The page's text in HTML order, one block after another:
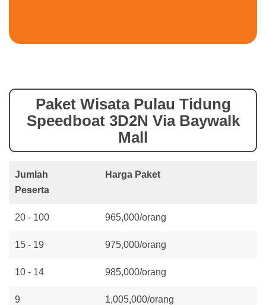
Paket Wisata Pulau Tidung
Speedboat 3D2N Via Baywalk
Mall
Jumlah
Peserta
Harga Paket
20 - 100 965,000/orang
15 - 19 975,000/orang
10 - 14 985,000/orang
9 1,005,000/orang